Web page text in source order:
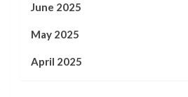
June 2025
May 2025
April 2025